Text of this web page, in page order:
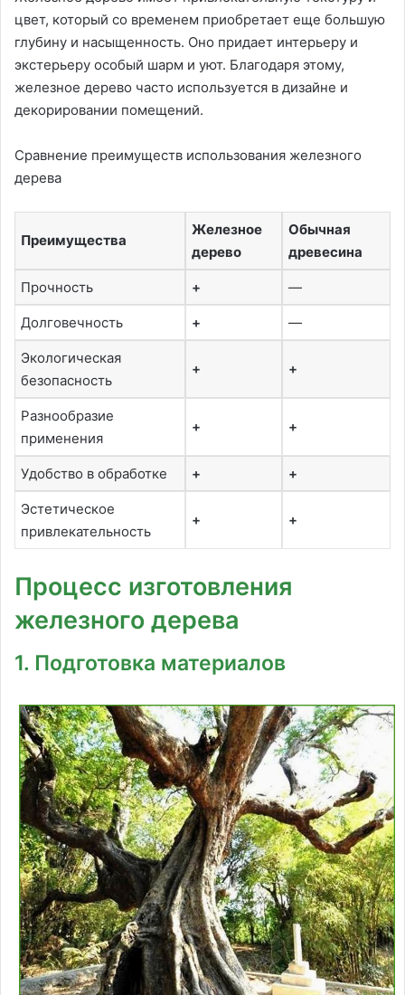
цвет, который со временем приобретает еще большую
глубину и насыщенность. Оно придает интерьеру и
экстерьеру особый шарм и уют. Благодаря этому,
железное дерево часто используется в дизайне и
декорировании помещений.
Сравнение преимуществ использования железного
дерева
Преимущества
Железное
дерево
Обычная
древесина
Прочность + —
Долговечность + —
Экологическая
безопасность
+ +
Разнообразие
применения
+ +
Удобство в обработке + +
Эстетическое
привлекательность
+ +
Процесс изготовления
железного дерева
1. Подготовка материалов